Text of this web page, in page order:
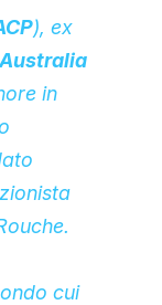
), ex
in
.
cui